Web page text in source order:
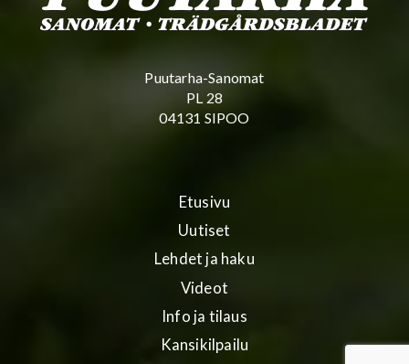
Puutarha-Sanomat
PL 28
04131 SIPOO
Etusivu
Uutiset
Lehdet ja haku
Videot
Info ja tilaus
Kansikilpailu